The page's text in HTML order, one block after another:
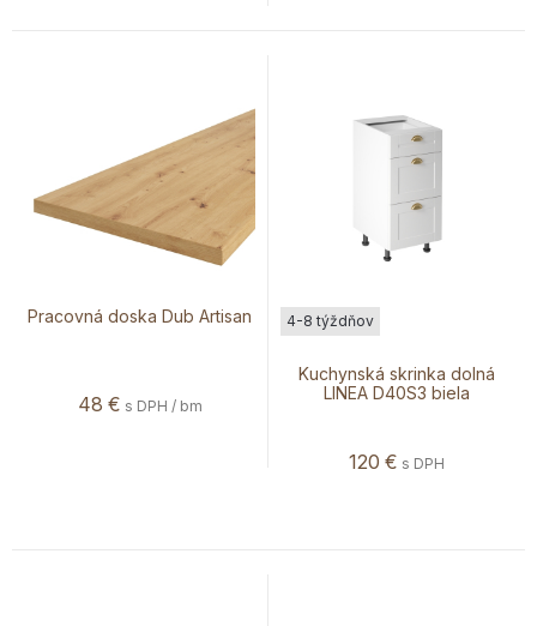
Pracovná doska Dub Artisan
48 € s DPH / bm
Kuchynská skrinka dolná
LINEA D40S3 biela
4-8 týždňov
120 € s DPH